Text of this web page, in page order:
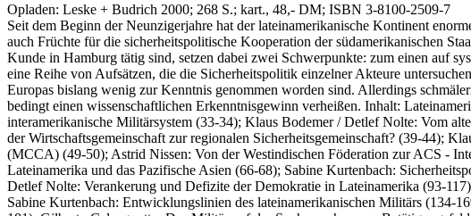
Opladen: Leske + Budrich 2000; 268 S.; kart., 48,- DM; ISBN 3-8100-2509-7
Seit dem Beginn der Neunzigerjahre hat der lateinamerikanische Kontinent
auch Früchte für die sicherheitspolitische Kooperation der südamerikanischen
Kunde in Hamburg tätig sind, setzen dabei zwei Schwerpunkte: zum einen auf
eine Reihe von Aufsätzen, die die Sicherheitspolitik einzelner Akteure
Europas bislang wenig zur Kenntnis genommen worden sind. Allerdings
bedingt einen wissenschaftlichen Erkenntnisgewinn verheißen. Inhalt:
interamerikanische Militärsystem (33-34); Klaus Bodemer / Detlef Nolte: Vom
der Wirtschaftsgemeinschaft zur regionalen Sicherheitsgemeinschaft? (39-44);
(MCCA) (49-50); Astrid Nissen: Von der Westindischen Föderation zur ACS -
Lateinamerika und das Pazifische Asien (66-68); Sabine Kurtenbach:
Detlef Nolte: Verankerung und Defizite der Demokratie in Lateinamerika (93-
Sabine Kurtenbach: Entwicklungslinien des lateinamerikanischen Militärs